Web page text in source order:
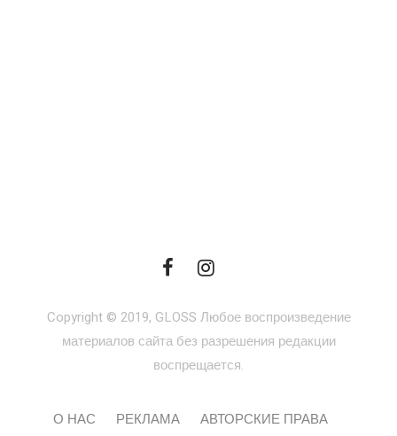
Copyright © 2019, GLOSS Любое воспроизведение
материалов сайта без разрешения редакции
воспрещается.
О НАС РЕКЛАМА АВТОРСКИЕ ПРАВА